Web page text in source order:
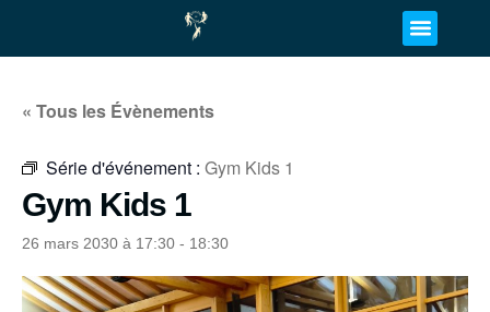
« Tous les Évènements
Série d'événement : Gym Kids 1
Gym Kids 1
26 mars 2030 à 17:30 - 18:30